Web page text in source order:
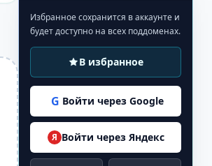
Избранное сохранится в аккаунте и
будет доступно на всех поддоменах.
В избранное
G Войти через Google
Я Войти через Яндекс